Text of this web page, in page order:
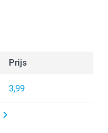
Prijs
3,99